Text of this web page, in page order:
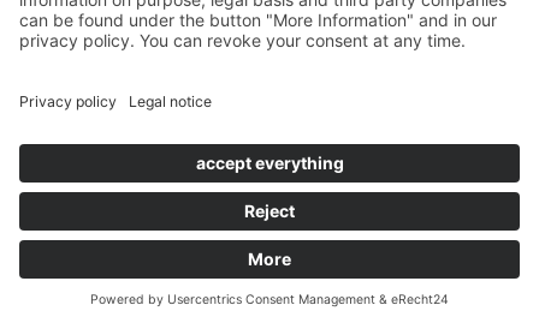
blog
Copyright © 2026 and dos Santos GmbH. All rights reserved
data protection & liability